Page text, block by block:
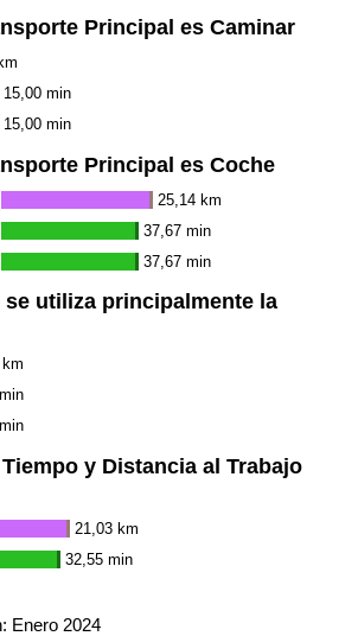
Principal es Caminar
15,00 min
15,00 min
Principal es Coche
25,14 km
37,67 min
37,67 min
utiliza principalmente la
y Distancia al Trabajo
21,03 km
32,55 min
Enero 2024
País